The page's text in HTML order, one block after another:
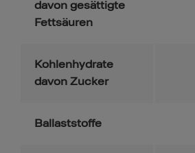
davon gesättigte
Fettsäuren
Kohlenhydrate
davon Zucker
Ballaststoffe